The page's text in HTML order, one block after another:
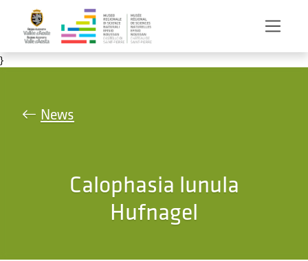
Salta al contenuto principale
}
News
Calophasia lunula
Hufnagel